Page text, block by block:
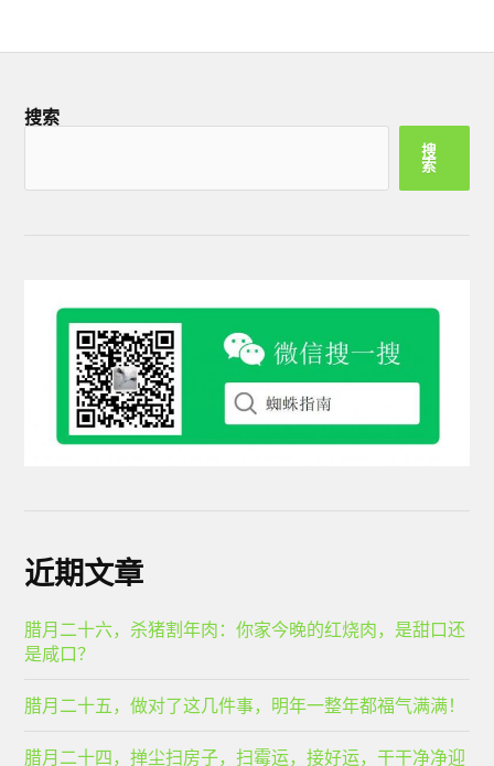
搜索
搜
索
近期文章
腊月二十六，杀猪割年肉：你家今晚的红烧肉，是甜口还
是咸口？
腊月二十五，做对了这几件事，明年一整年都福气满满！
腊月二十四，掸尘扫房子，扫霉运，接好运，干干净净迎